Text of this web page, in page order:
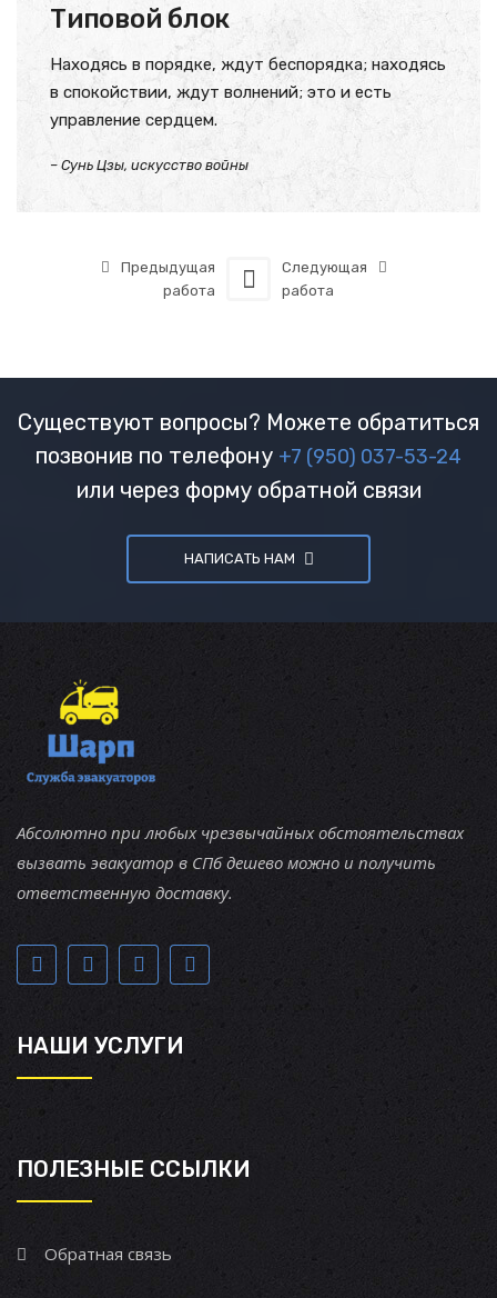
Типовой блок
Находясь в порядке, ждут беспорядка; находясь
в спокойствии, ждут волнений; это и есть
управление сердцем.
– Сунь Цзы, искусство войны
Предыдущая
работа
Следующая
работа
Существуют вопросы? Можете обратиться
позвонив по телефону +7 (950) 037-53-24
или через форму обратной связи
НАПИСАТЬ НАМ
Абсолютно при любых чрезвычайных обстоятельствах
вызвать эвакуатор в СПб дешево можно и получить
ответственную доставку.
НАШИ УСЛУГИ
ПОЛЕЗНЫЕ ССЫЛКИ
Обратная связь